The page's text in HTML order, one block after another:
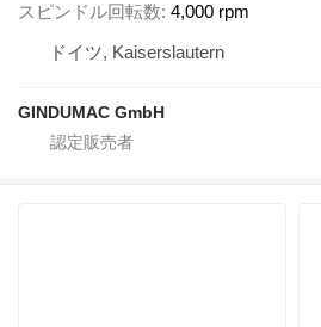
スピンドル回転数 4,000 rpm
ドイツ, Kaiserslautern
GINDUMAC GmbH